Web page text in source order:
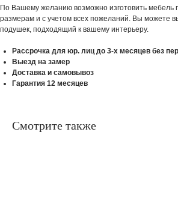
По Вашему желанию возможно изготовить мебель
размерам и с учетом всех пожеланий. Вы можете
подушек, подходящий к вашему интерьеру.
Рассрочка для юр. лиц до 3-х месяцев без
Выезд на замер
Доставка и самовывоз
Гарантия 12 месяцев
Смотрите также